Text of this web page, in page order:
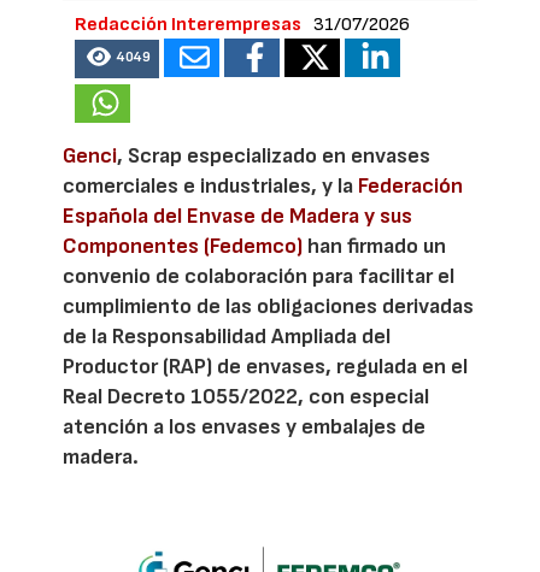
Redacción Interempresas 31/07/2026
4049
Genci, Scrap especializado en envases
comerciales e industriales, y la Federación
Española del Envase de Madera y sus
Componentes (Fedemco) han firmado un
convenio de colaboración para facilitar el
cumplimiento de las obligaciones derivadas
de la Responsabilidad Ampliada del
Productor (RAP) de envases, regulada en el
Real Decreto 1055/2022, con especial
atención a los envases y embalajes de
madera.